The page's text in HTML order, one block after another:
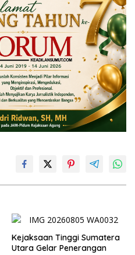
Kejaksaan Tinggi Sumatera
Utara Gelar Penerangan